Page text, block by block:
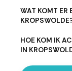
WAT KOMT ER
HOE KOM IK
IN